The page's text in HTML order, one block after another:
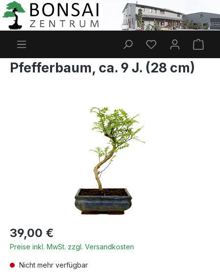
Zum Hauptinhalt springen
Du hast 0
Pfefferbaum, ca. 9 J. (28 cm)
Bildergalerie überspringen
Regulärer Preis:
39,00 €
Preise inkl. MwSt. zzgl. Versandkosten
Nicht mehr verfügbar